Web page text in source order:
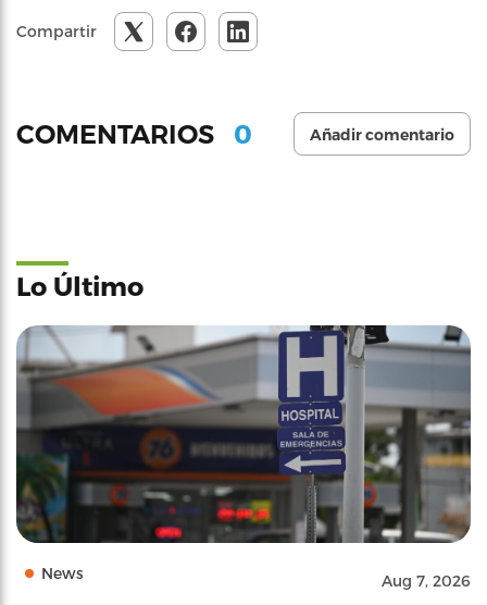
Compartir
COMENTARIOS 0 Añadir comentario
Lo Último
News Aug 7, 2026